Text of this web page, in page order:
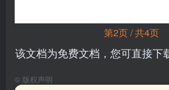
第2页 / 共4页
该文档为免费文档，您可直接下
© 版权声明